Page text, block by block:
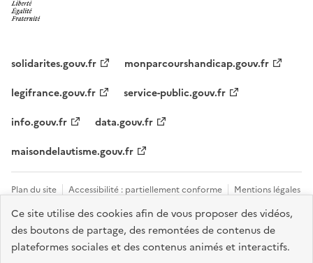
Ce site utilise des cookies afin de vous proposer des vidéos,
des boutons de partage, des remontées de contenus de
plateformes sociales et des contenus animés et interactifs.
solidarites.gouv.fr
monparcourshandicap.gouv.fr
legifrance.gouv.fr
service-public.gouv.fr
info.gouv.fr
data.gouv.fr
maisondelautisme.gouv.fr
Plan du site Accessibilité : partiellement conforme
Mentions légales
Données personnelles et cookies
Nous contacter
Gestion des
cookies